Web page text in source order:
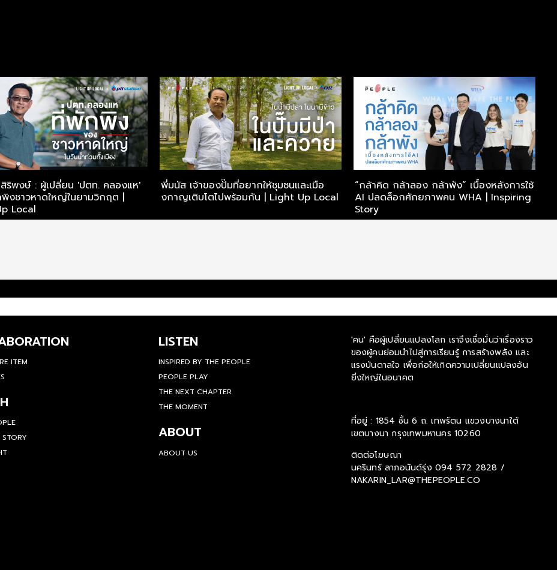
ริพงษ์ : ผู้เปลี่ยน 'ปตท. คลองแห'
งชาวหาดใหญ่ในยามวิกฤต |
Local
พี่มนัส เจ้าของปั๊มที่อยากให้ชุมชนและเมือ
งกาญเติบโตไปพร้อมกัน | Light Up Local
“กล้าคิด กล้าลอง กล้าพัง” เบื้องหลังการใช้
AI ปลดล็อกศักยภาพคน WHA | Inspiring
Story
ITEM
STORY
LISTEN
INSPIRED BY THE PEOPLE
PEOPLE PLAY
THE NEXT CHAPTER
THE MOMENT
ABOUT
ABOUT US
'คน' คือผู้เปลี่ยนแปลงโลก เราจึงเชื่อมั่นว่าเรื่องราว
ของผู้คนย่อมนำไปสู่การเรียนรู้ การสร้างพลัง และ
แรงบันดาลใจ เพื่อก่อให้เกิดความเปลี่ยนแปลงอัน
ยิ่งใหญ่ในอนาคต
ที่อยู่ : 1854 ชั้น 6 ถ. เทพรัตน แขวงบางนาใต้
เขตบางนา กรุงเทพมหานคร 10260
ติดต่อโฆษณา
นครินทร์ ลาภอนันด์รุ่ง 094 572 2828 /
NAKARIN_LAR@THEPEOPLE.CO